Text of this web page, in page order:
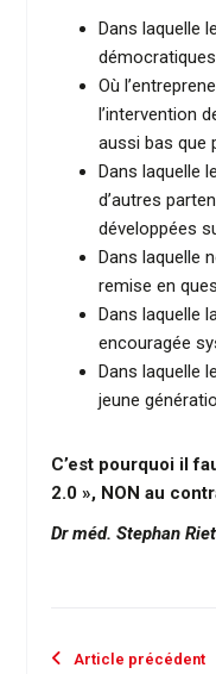
Dans laquelle
Où
l’intervention
aussi bas que
Dans laquelle
d’autres
développées
Dans laquelle
remise en
Dans laquelle
encouragée
Dans laquelle
jeune
C’est pourquoi il
2.0 », NON au
Dr méd. Stephan
Article précédent